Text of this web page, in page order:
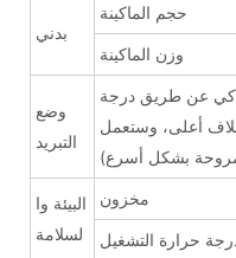
بدني
حجم الماكينة
وزن الماكينة
وضع
التبريد
عن طريق درجة
أعلى، وستعمل
بشكل أسرع)
البيئة وا
لسلامة
مخزون